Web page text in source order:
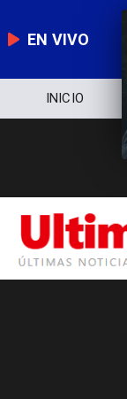
EN VIVO
INICIO